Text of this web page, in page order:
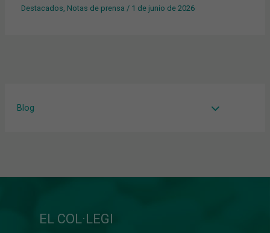
Blog
Destacados, Notas de prensa / 1 de junio de 2026
EL COL·LEGI